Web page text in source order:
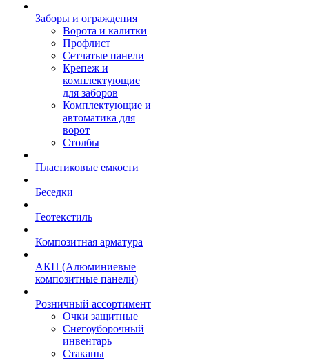
Заборы и ограждения
Ворота и калитки
Профлист
Сетчатые панели
Крепеж и
комплектующие
для заборов
Комплектующие и
автоматика для
ворот
Столбы
Пластиковые емкости
Беседки
Геотекстиль
Композитная арматура
АКП (Алюминиевые
композитные панели)
Розничный ассортимент
Очки защитные
Снегоуборочный
инвентарь
Стаканы